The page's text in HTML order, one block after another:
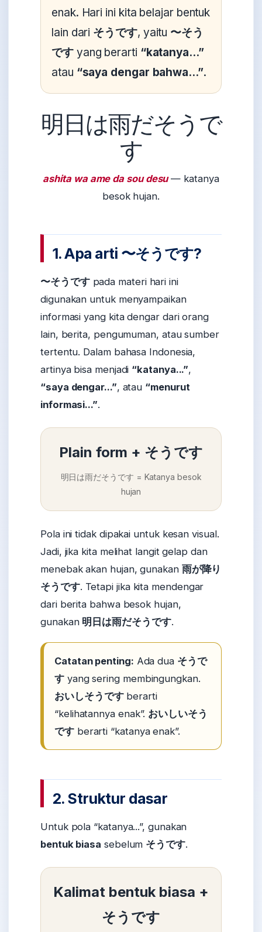
enak. Hari ini kita belajar bentuk
lain dari そうです, yaitu 〜そう
ですyang berarti “katanya...”
atau “saya dengar bahwa...”.
明日は雨だそうで
す
ashita wa ame da sou desu— katanya
besok hujan.
1. Apa arti 〜そうです?
〜そうですpada materi hari ini
digunakan untuk menyampaikan
informasi yang kita dengar dari orang
lain, berita, pengumuman, atau sumber
tertentu. Dalam bahasa Indonesia,
artinya bisa menjadi “katanya...”,
“saya dengar...”, atau “menurut
informasi...”.
Plain form + そうです
明日は雨だそうです = Katanya besok
hujan
Pola ini tidak dipakai untuk kesan visual.
Jadi, jika kita melihat langit gelap dan
menebak akan hujan, gunakan 雨が降り
そうです. Tetapi jika kita mendengar
dari berita bahwa besok hujan,
gunakan 明日は雨だそうです.
Catatan penting: Ada dua そうで
すyang sering membingungkan.
おいしそうですberarti
“kelihatannya enak”. おいしいそう
ですberarti “katanya enak”.
2. Struktur dasar
Untuk pola “katanya...”, gunakan
bentuk biasa sebelum そうです.
Kalimat bentuk biasa +
そうです